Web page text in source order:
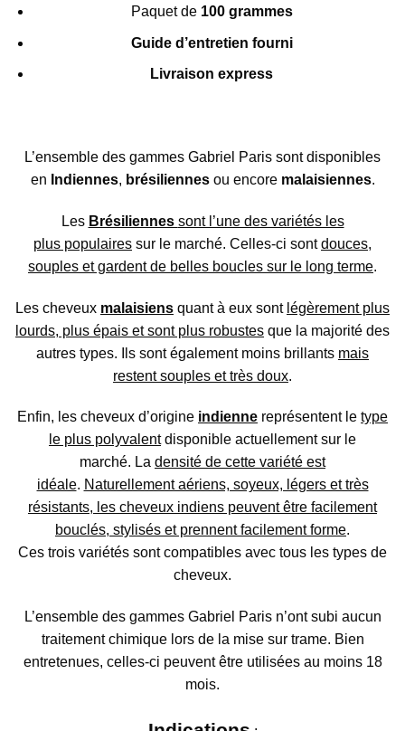
Paquet de 100 grammes
Guide d’entretien fourni
Livraison express
L’ensemble des gammes Gabriel Paris sont disponibles
en Indiennes, brésiliennesou encore malaisiennes.
Les Brésiliennes sont l’une des variétés les
plus populaires sur le marché. Celles-ci sontdouces,
souples et gardent de belles boucles sur le long terme.
Les cheveux malaisiens quant à eux sont légèrement plus
lourds, plus épais et sont plus robustes que la majorité des
autres types. Ils sont également moins brillants mais
restent souples et très doux.
Enfin, les cheveux d’origine indienne représentent le type
le plus polyvalentdisponible actuellement sur le
marché. La densité de cette variété est
idéale. Naturellement aériens, soyeux, légers et très
résistants, les cheveux indiens peuvent être facilement
bouclés, stylisés et prennent facilement forme.
Ces trois variétés sont compatibles avec tous les types de
cheveux.
L’ensemble des gammes Gabriel Paris n’ont subi aucun
traitement chimique lors de la mise sur trame. Bien
entretenues, celles-ci peuvent être utilisées au moins 18
mois.